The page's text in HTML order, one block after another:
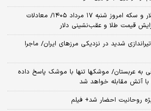
پیش‌بینی قیمت طلا، دلار و سکه امروز شنبه ۱۷ مرداد ۱۴۰۵/ معادلات
قیمت طلا و عقب‌نشینی دلار
شدید در نزدیکی مرز‌های ایران/ ماجرا
به عربستان/ موشکها تنها با موشک پاسخ داده
آتش مقابله خواهد شد
روحانیت احضار شد+ فیلم